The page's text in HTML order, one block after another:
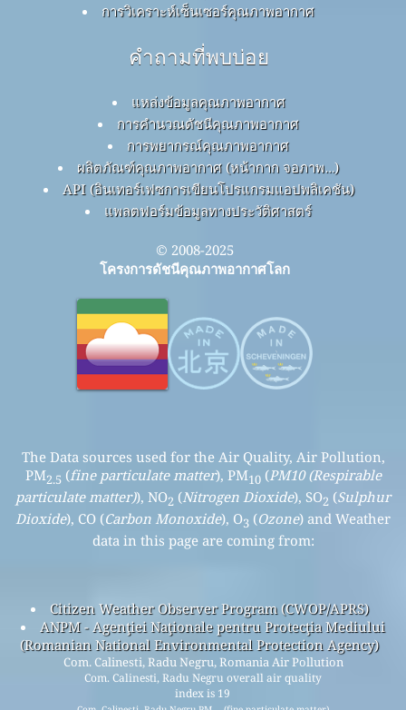
การวิเคราะห์เซ็นเซอร์คุณภาพอากาศ
คำถามที่พบบ่อย
แหล่งข้อมูลคุณภาพอากาศ
การคำนวณดัชนีคุณภาพอากาศ
การพยากรณ์คุณภาพอากาศ
ผลิตภัณฑ์คุณภาพอากาศ (หน้ากาก จอภาพ…)
API (อินเทอร์เฟซการเขียนโปรแกรมแอปพลิเคชัน)
แพลตฟอร์มข้อมูลทางประวัติศาสตร์
© 2008-2025
โครงการดัชนีคุณภาพอากาศโลก
The Data sources used for the Air Quality, Air Pollution,
PM2.5 (fine particulate matter), PM10(PM10 (Respirable
particulate matter)), NO2 (Nitrogen Dioxide), SO2 (Sulphur
Dioxide), CO (Carbon Monoxide), O3 (Ozone) and Weather
data in this page are coming from:
Citizen Weather Observer Program (CWOP/APRS)
ANPM - Agenţiei Naţionale pentru Protecţia Mediului
(Romanian National Environmental Protection Agency)
Com. Calinesti, Radu Negru, Romania Air Pollution
Com. Calinesti, Radu Negru overall air quality
index is 19